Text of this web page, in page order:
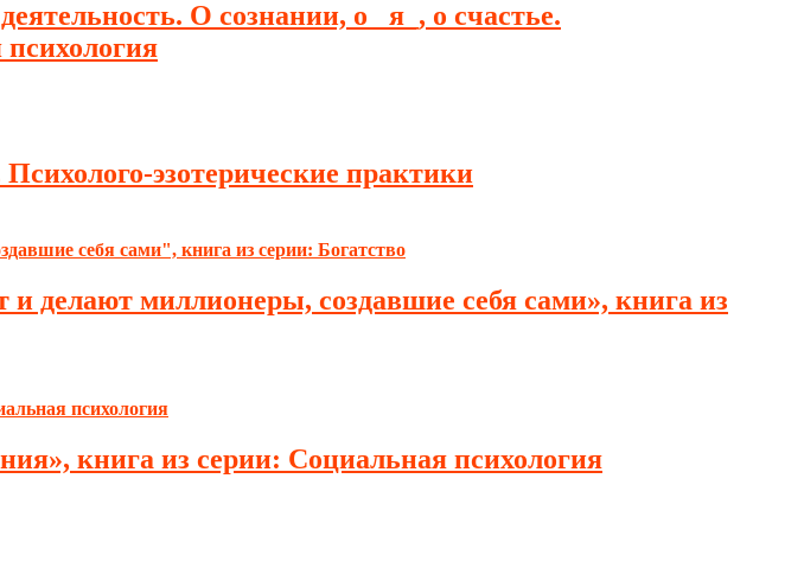
О сознании, о _я_, о счастье.
эзотерические практики
делают миллионеры, создавшие себя сами», книга из
книга из серии: Социальная психология